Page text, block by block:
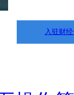
入驻财